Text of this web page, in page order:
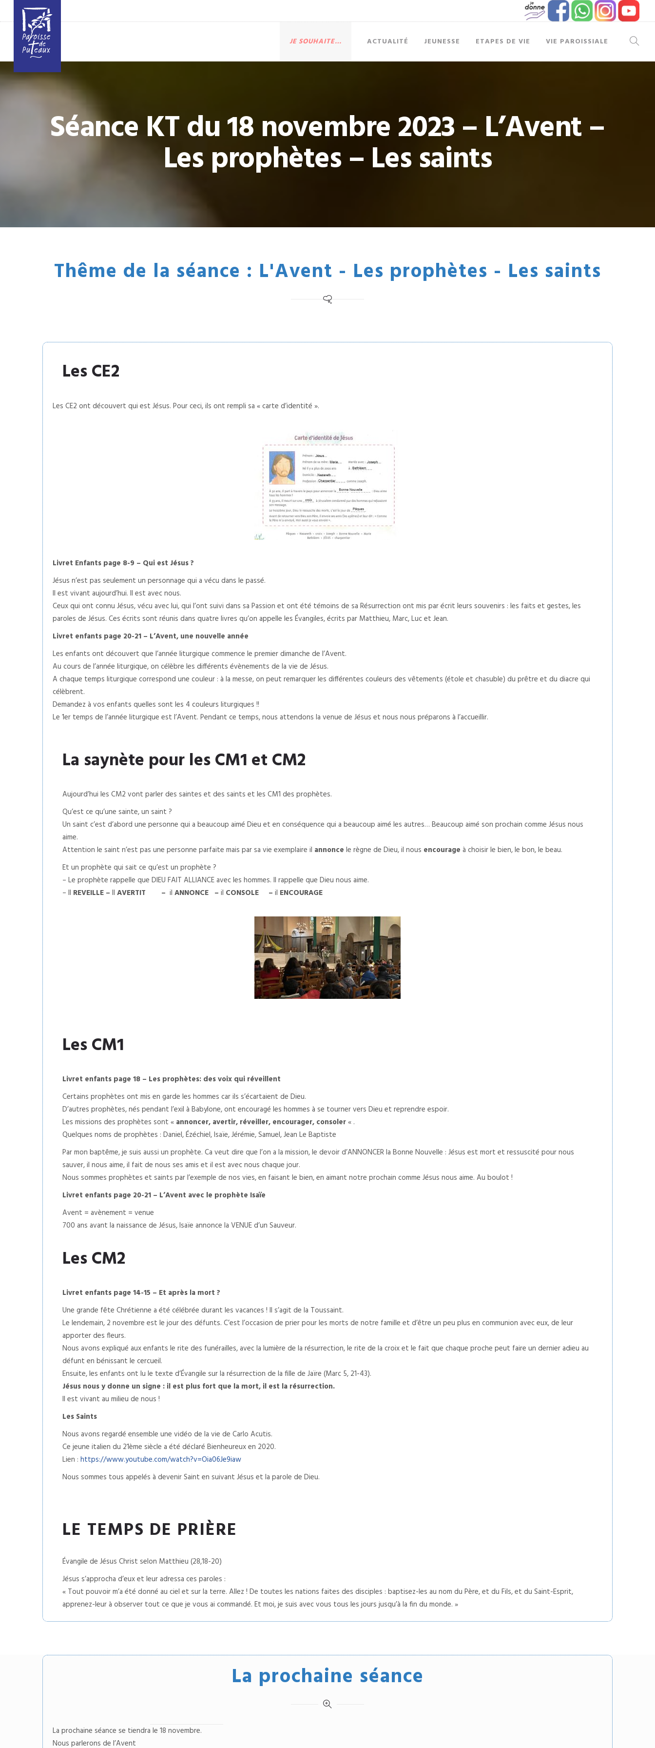
JE SOUHAITE… ACTUALITÉ JEUNESSE ETAPES DE VIE VIE PAROISSIALE
Séance KT du 18 novembre 2023 – L’Avent –
Les prophètes – Les saints
Thême de la séance : L'Avent - Les prophètes - Les saints
Les CE2
Les CE2 ont découvert qui est Jésus. Pour ceci, ils ont rempli sa « carte d’identité ».
Livret Enfants page 8-9 – Qui est Jésus ?
Jésus n’est pas seulement un personnage qui a vécu dans le passé.
Il est vivant aujourd’hui. Il est avec nous.
Ceux qui ont connu Jésus, vécu avec lui, qui l’ont suivi dans sa Passion et ont été témoins de sa Résurrection ont mis par écrit leurs souvenirs : les faits et gestes, les
paroles de Jésus. Ces écrits sont réunis dans quatre livres qu’on appelle les Évangiles, écrits par Matthieu, Marc, Luc et Jean.
Livret enfants page 20-21 – L’Avent, une nouvelle année
Les enfants ont découvert que l’année liturgique commence le premier dimanche de l’Avent.
Au cours de l’année liturgique, on célèbre les différents évènements de la vie de Jésus.
A chaque temps liturgique correspond une couleur : à la messe, on peut remarquer les différentes couleurs des vêtements (étole et chasuble) du prêtre et du diacre qui
célèbrent.
Demandez à vos enfants quelles sont les 4 couleurs liturgiques !!
Le 1er temps de l’année liturgique est l’Avent. Pendant ce temps, nous attendons la venue de Jésus et nous nous préparons à l’accueillir.
La saynète pour les CM1 et CM2
Aujourd’hui les CM2 vont parler des saintes et des saints et les CM1 des prophètes.
Qu’est ce qu’une sainte, un saint ?
Un saint c’est d’abord une personne qui a beaucoup aimé Dieu et en conséquence qui a beaucoup aimé les autres… Beaucoup aimé son prochain comme Jésus nous
aime.
Attention le saint n’est pas une personne parfaite mais par sa vie exemplaire il annonce le règne de Dieu, il nous encourage à choisir le bien, le bon, le beau.
Et un prophète qui sait ce qu’est un prophète ?
– Le prophète rappelle que DIEU FAIT ALLIANCE avec les hommes. Il rappelle que Dieu nous aime.
– Il REVEILLE – Il AVERTIT – il ANNONCE – il CONSOLE – il ENCOURAGE
Les CM1
Livret enfants page 18 – Les prophètes: des voix qui réveillent
Certains prophètes ont mis en garde les hommes car ils s’écartaient de Dieu.
D’autres prophètes, nés pendant l’exil à Babylone, ont encouragé les hommes à se tourner vers Dieu et reprendre espoir.
Les missions des prophètes sont « annoncer, avertir, réveiller, encourager, consoler« .
Quelques noms de prophètes : Daniel, Ézéchiel, Isaïe, Jérémie, Samuel, Jean Le Baptiste
Par mon baptême, je suis aussi un prophète. Ca veut dire que l’on a la mission, le devoir d’ANNONCER la Bonne Nouvelle : Jésus est mort et ressuscité pour nous
sauver, il nous aime, il fait de nous ses amis et il est avec nous chaque jour.
Nous sommes prophètes et saints par l’exemple de nos vies, en faisant le bien, en aimant notre prochain comme Jésus nous aime. Au boulot !
Livret enfants page 20-21 – L’Avent avec le prophète Isaïe
Avent = avènement = venue
700 ans avant la naissance de Jésus, Isaïe annonce la VENUE d’un Sauveur.
Les CM2
Livret enfants page 14-15 – Et après la mort ?
Une grande fête Chrétienne a été célébrée durant les vacances ! Il s’agit de la Toussaint.
Le lendemain, 2 novembre est le jour des défunts. C’est l’occasion de prier pour les morts de notre famille et d’être un peu plus en communion avec eux, de leur
apporter des fleurs.
Nous avons expliqué aux enfants le rite des funérailles, avec la lumière de la résurrection, le rite de la croix et le fait que chaque proche peut faire un dernier adieu au
défunt en bénissant le cercueil.
Ensuite, les enfants ont lu le texte d’Évangile sur la résurrection de la fille de Jaïre (Marc 5, 21-43).
Jésus nous y donne un signe : il est plus fort que la mort, il est la résurrection.
Il est vivant au milieu de nous !
Les Saints
Nous avons regardé ensemble une vidéo de la vie de Carlo Acutis.
Ce jeune italien du 21ème siècle a été déclaré Bienheureux en 2020.
Lien : https://www.youtube.com/watch?v=Oia06Je9iaw
Nous sommes tous appelés à devenir Saint en suivant Jésus et la parole de Dieu.
LE TEMPS DE PRIÈRE
Évangile de Jésus Christ selon Matthieu (28,18-20)
Jésus s’approcha d’eux et leur adressa ces paroles :
« Tout pouvoir m’a été donné au ciel et sur la terre. Allez ! De toutes les nations faites des disciples : baptisez-les au nom du Père, et du Fils, et du Saint-Esprit,
apprenez-leur à observer tout ce que je vous ai commandé. Et moi, je suis avec vous tous les jours jusqu’à la fin du monde. »
La prochaine séance
La prochaine séance se tiendra le 18 novembre.
Nous parlerons de l’Avent